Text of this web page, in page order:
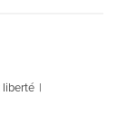
liberté |